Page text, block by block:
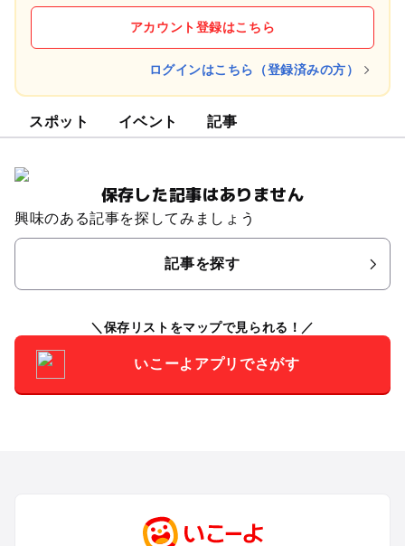
アカウント登録はこちら
ログインはこちら（登録済みの方）
スポット イベント 記事
保存した記事はありません
興味のある記事を探してみましょう
記事を探す
保存リストをマップで見られる！
いこーよアプリでさがす